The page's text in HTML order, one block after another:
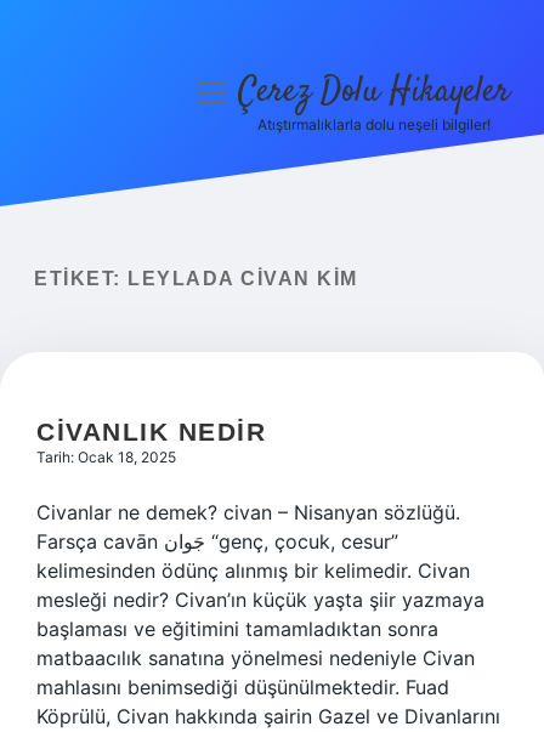
Yasal Uyarı
menüyüÇerez Dolu Hikayeler
Atıştırmalıklarla dolu neşeli bilgiler!
ETIKET: LEYLADA CIVAN KIM
CIVANLIK NEDIR
Tarih: Ocak 18, 2025
Civanlar ne demek? civan – Nisanyan sözlüğü.
Farsça cavān جَوان “genç, çocuk, cesur”
kelimesinden ödünç alınmış bir kelimedir. Civan
mesleği nedir? Civan’ın küçük yaşta şiir yazmaya
başlaması ve eğitimini tamamladıktan sonra
matbaacılık sanatına yönelmesi nedeniyle Civan
mahlasını benimsediği düşünülmektedir. Fuad
Köprülü, Civan hakkında şairin Gazel ve Divanlarını